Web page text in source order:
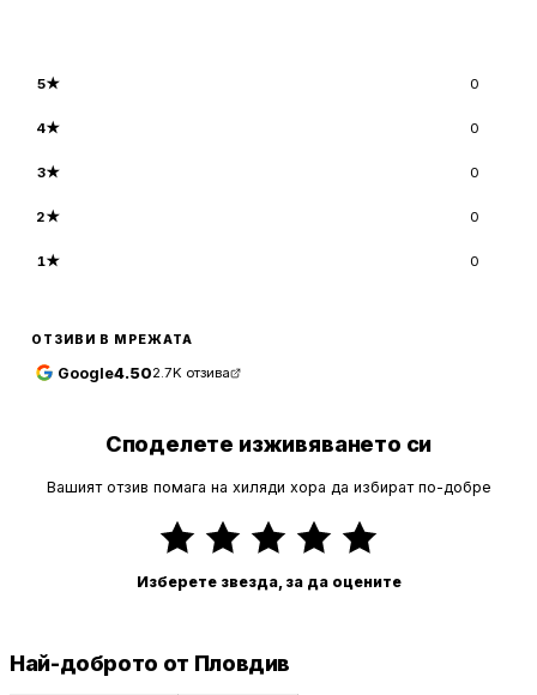
5★ 0
4★ 0
3★ 0
2★ 0
1★ 0
ОТЗИВИ В МРЕЖАТА
Google4.502.7K отзива
Споделете изживяването си
Вашият отзив помага на хиляди хора да избират по-добре
Изберете звезда, за да оцените
Най-доброто от Пловдив